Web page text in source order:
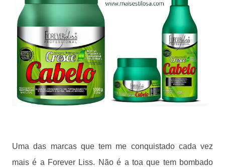
Uma das marcas que tem me conquistado cada vez
mais é a Forever Liss. Não é a toa que tem bombado